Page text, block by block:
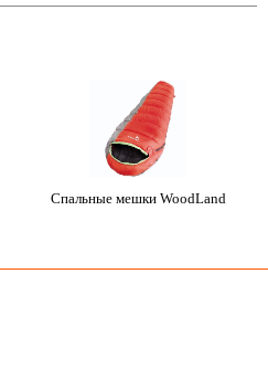
Спальные мешки WoodLand